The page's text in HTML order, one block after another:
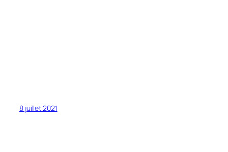
8 juillet 2021